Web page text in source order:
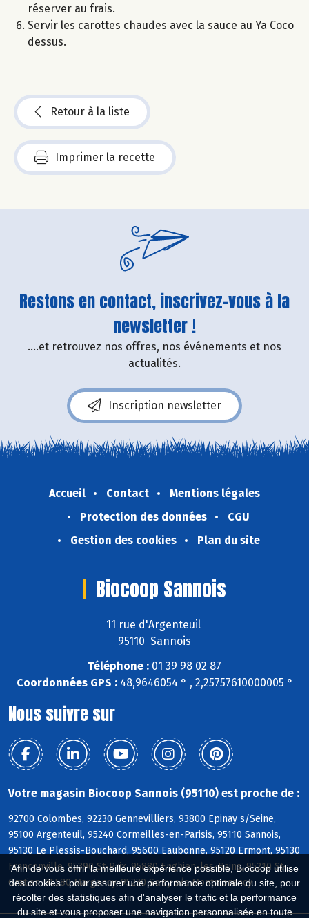
Afin de vous offrir la meilleure expérience possible, Biocoop utilise
des cookies : pour assurer une performance optimale du site, pour
récolter des statistiques afin d'analyser le trafic et la performance
du site et vous proposer une navigation personnalisée en toute
réserver au frais.
Servir les carottes chaudes avec la sauce au Ya Coco
dessus.
Retour à la liste
Imprimer la recette
Restons en contact, inscrivez-vous à la
newsletter !
....et retrouvez nos offres, nos événements et nos
actualités.
Inscription newsletter
Accueil Contact
Mentions légales
Protection des données
CGU
Gestion des cookies
Plan du site
Biocoop Sannois
11 rue d'Argenteuil
95110 Sannois
Téléphone : 01 39 98 02 87
Coordonnées GPS :48,9646054 ° , 2,25757610000005 °
Nous suivre sur
Votre magasin Biocoop Sannois (95110) est proche de :
92700 Colombes, 92230 Gennevilliers, 93800 Epinay s/Seine,
95100 Argenteuil, 95240 Cormeilles-en-Parisis, 95110 Sannois,
95130 Le Plessis-Bouchard, 95600 Eaubonne, 95120 Ermont, 95130
Franconville, 95390 St-Prix, 95880 Enghien-les-Bains, 95210 St-
Gratien, 95580 Margency, 95230 Soisy s/s Montmorency